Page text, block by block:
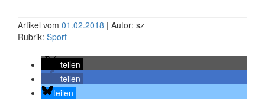
Artikel vom 01.02.2018 | Autor: sz
Rubrik: Sport
teilen
teilen
teilen